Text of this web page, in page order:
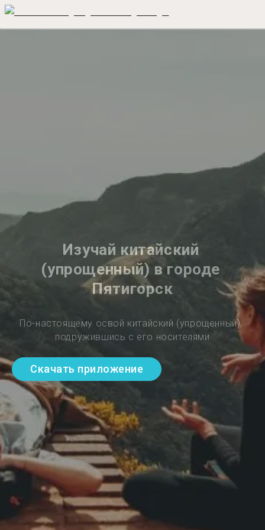
Изучай китайский
(упрощенный) в городе
Пятигорск
По-настоящему освой китайский (упрощенный),
подружившись с его носителями
Скачать приложение